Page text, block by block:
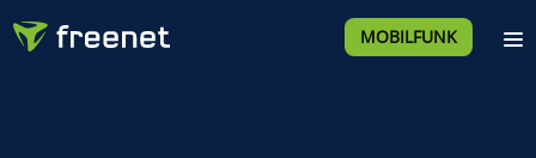
MOBILFUNK